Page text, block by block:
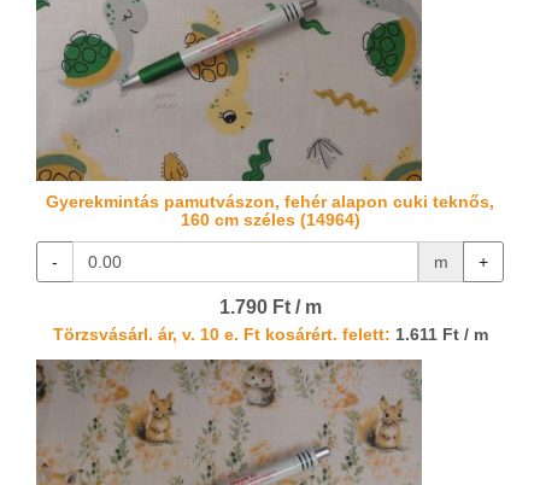
Gyerekmintás pamutvászon, fehér alapon cuki teknős,
160 cm széles (14964)
- m +
1.790 Ft / m
Törzsvásárl. ár, v. 10 e. Ft kosárért. felett: 1.611 Ft / m